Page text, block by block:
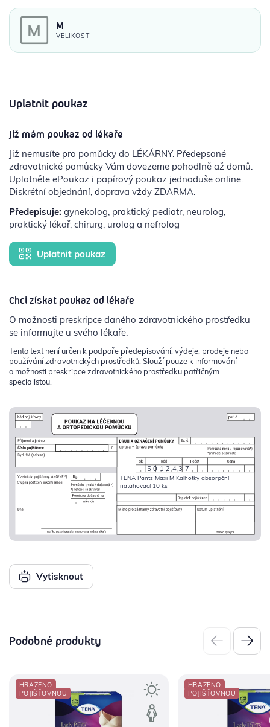
M
VELIKOST
Uplatnit poukaz
Již mám poukaz od lékaře
Již nemusíte pro pomůcky do LÉKÁRNY. Předepsané
zdravotnické pomůcky Vám dovezeme pohodlně až domů.
Uplatněte ePoukaz i papírový poukaz jednoduše online.
Diskrétní objednání, doprava vždy ZDARMA.
Předepisuje: gynekolog, praktický pediatr, neurolog,
praktický lékař, chirurg, urolog a nefrolog
Uplatnit poukaz
Chci získat poukaz od lékaře
O možnosti preskripce daného zdravotnického prostředku
se informujte u svého lékaře.
Tento text není určen k podpoře předepisování, výdeje, prodeje nebo
používání zdravotnických prostředků. Slouží pouze k informování
o možnosti preskripce zdravotnického prostředku patřičným
specialistou.
5012437
TENA Pants Maxi M Kalhotky absorpční
natahovací 10 ks
Vytisknout
Podobné produkty
HRAZENO
POJIŠŤOVNOU
HRAZENO
POJIŠŤOVNOU